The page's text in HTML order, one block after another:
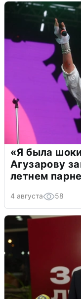
«Я была
Агузарову
летнем
4 августа 58